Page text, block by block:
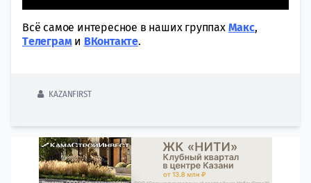
Всё самое интересное в наших группах Макс,
Tелеграми ВКонтакте.
KAZANFIRST